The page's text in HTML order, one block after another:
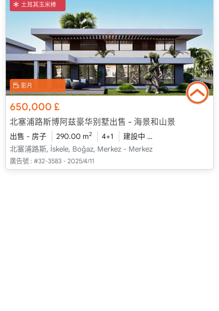
土耳其玉米棒
影片
650,000 £
北塞浦路斯博阿兹豪华别墅出售 - 海景和山景
出售 - 房子 290.00 m2 4+1 建設中
北塞浦路斯, İskele, Boğaz, Merkez - Merkez
廣告號 : #32-3583 - 2025/4/11